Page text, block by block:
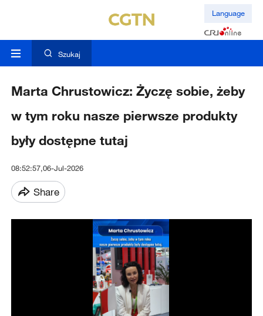
Language
Szukaj
Marta Chrustowicz: Życzę sobie, żeby
w tym roku nasze pierwsze produkty
były dostępne tutaj
08:52:57,06-Jul-2026
Share